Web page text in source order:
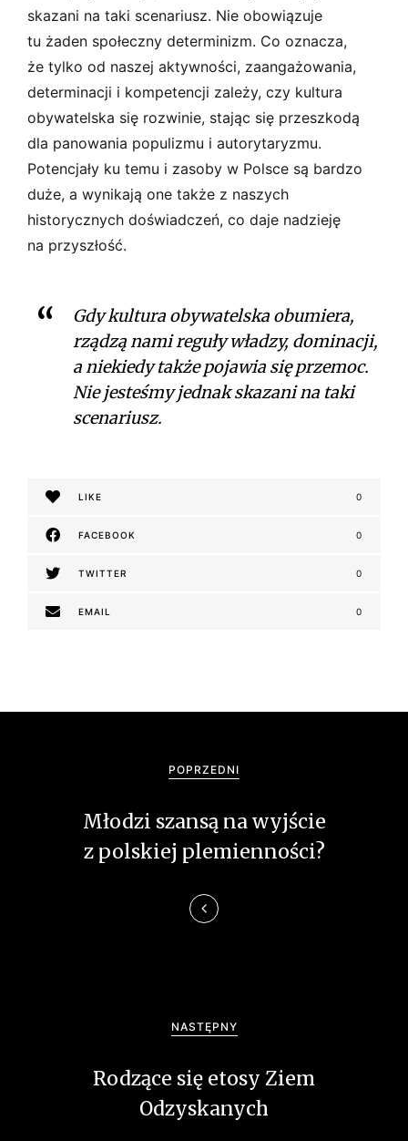
skazani na taki scenariusz. Nie obowiązuje
tu żaden społeczny determinizm. Co oznacza,
że tylko od naszej aktywności, zaangażowania,
determinacji i kompetencji zależy, czy kultura
obywatelska się rozwinie, stając się przeszkodą
dla panowania populizmu i autorytaryzmu.
Potencjały ku temu i zasoby w Polsce są bardzo
duże, a wynikają one także z naszych
historycznych doświadczeń, co daje nadzieję
na przyszłość.
Gdy kultura obywatelska obumiera,
rządzą nami reguły władzy, dominacji,
a niekiedy także pojawia się przemoc.
Nie jesteśmy jednak skazani na taki
scenariusz.
LIKE 0
FACEBOOK 0
TWITTER 0
EMAIL 0
POPRZEDNI
Młodzi szansą na wyjście
z polskiej plemienności?
NASTĘPNY
Rodzące się etosy Ziem
Odzyskanych